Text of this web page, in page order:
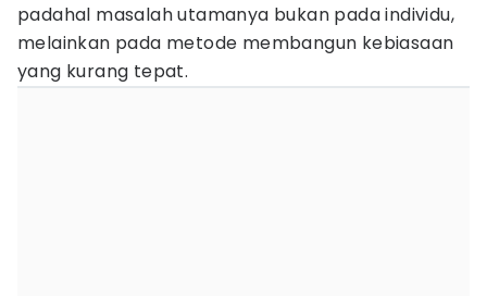
padahal masalah utamanya bukan pada individu,
melainkan pada metode membangun kebiasaan
yang kurang tepat.